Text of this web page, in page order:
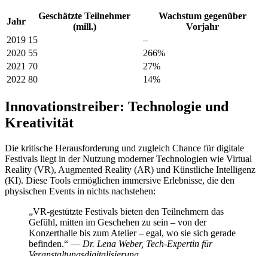
Jahr
Geschätzte Teilnehmer
(mill.)
Wachstum gegenüber
Vorjahr
2019 15
–
2020 55
266%
2021 70
27%
2022 80 14%
Innovationstreiber: Technologie und
Kreativität
Die kritische Herausforderung und zugleich Chance für digitale
Festivals liegt in der Nutzung moderner Technologien wie Virtual
Reality (VR), Augmented Reality (AR) und Künstliche Intelligenz
(KI). Diese Tools ermöglichen immersive Erlebnisse, die den
physischen Events in nichts nachstehen:
„VR-gestützte Festivals bieten den Teilnehmern das
Gefühl, mitten im Geschehen zu sein – von der
Konzerthalle bis zum Atelier – egal, wo sie sich gerade
befinden.“ — Dr. Lena Weber, Tech-Expertin für